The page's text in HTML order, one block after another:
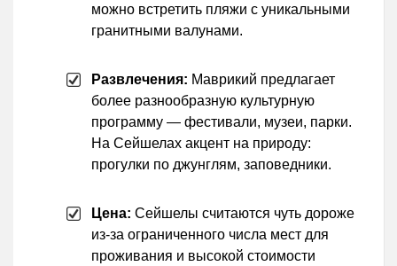
можно встретить пляжи с уникальными
гранитными валунами.
Развлечения: Маврикий предлагает
более разнообразную культурную
программу — фестивали, музеи, парки.
На Сейшелах акцент на природу:
прогулки по джунглям, заповедники.
Цена: Сейшелы считаются чуть дороже
из-за ограниченного числа мест для
проживания и высокой стоимости